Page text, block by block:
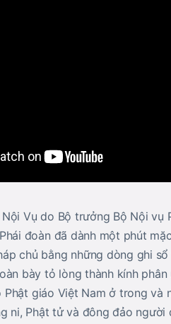
Vụ do Bộ trưởng Bộ Nội vụ
đoàn đã dành một phút
chủ bằng những dòng ghi sổ
bày tỏ lòng thành kính
Phật giáo Việt Nam ở trong
ni, Phật tử và đông đảo